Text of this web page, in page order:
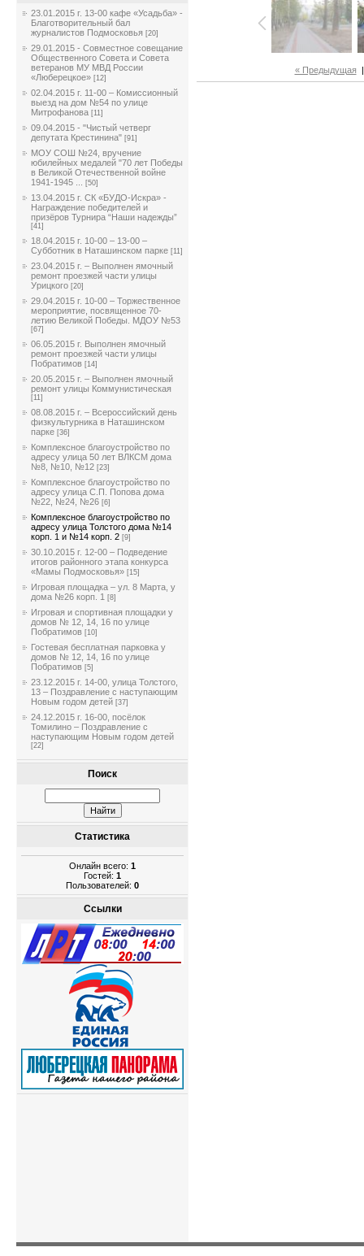
23.01.2015 г. 13-00 кафе «Усадьба» -
Благотворительный бал
журналистов Подмосковья [20]
29.01.2015 - Совместное совещание
Общественного Совета и Совета
ветеранов МУ МВД России
«Люберецкое» [12]
02.04.2015 г. 11-00 – Комиссионный
выезд на дом №54 по улице
Митрофанова [11]
09.04.2015 - "Чистый четверг
депутата Крестинина" [91]
МОУ СОШ №24, вручение
юбилейных медалей "70 лет Победы
в Великой Отечественной войне
1941-1945 ...
[50]
13.04.2015 г. СК «БУДО-Искра» -
Награждение победителей и
призёров Турнира “Наши надежды”
[41]
18.04.2015 г. 10-00 – 13-00 –
Субботник в Наташинском парке [11]
23.04.2015 г. – Выполнен ямочный
ремонт проезжей части улицы
Урицкого [20]
29.04.2015 г. 10-00 – Торжественное
мероприятие, посвященное 70-
летию Великой Победы. МДОУ №53
[67]
06.05.2015 г. Выполнен ямочный
ремонт проезжей части улицы
Побратимов [14]
20.05.2015 г. – Выполнен ямочный
ремонт улицы Коммунистическая
[11]
08.08.2015 г. – Всероссийский день
физкультурника в Наташинском
парке [36]
Комплексное благоустройство по
адресу улица 50 лет ВЛКСМ дома
№8, №10, №12 [23]
Комплексное благоустройство по
адресу улица С.П. Попова дома
№22, №24, №26 [6]
Комплексное благоустройство по
адресу улица Толстого дома №14
корп. 1 и №14 корп. 2 [9]
30.10.2015 г. 12-00 – Подведение
итогов районного этапа конкурса
«Мамы Подмосковья» [15]
Игровая площадка – ул. 8 Марта, у
дома №26 корп. 1 [8]
Игровая и спортивная площадки у
домов № 12, 14, 16 по улице
Побратимов [10]
Гостевая бесплатная парковка у
домов № 12, 14, 16 по улице
Побратимов [5]
23.12.2015 г. 14-00, улица Толстого,
13 – Поздравление с наступающим
Новым годом детей [37]
24.12.2015 г. 16-00, посёлок
Томилино – Поздравление с
наступающим Новым годом детей
[22]
Поиск
Статистика
Онлайн всего: 1
Гостей: 1
Пользователей: 0
Ссылки
« Предыдущая